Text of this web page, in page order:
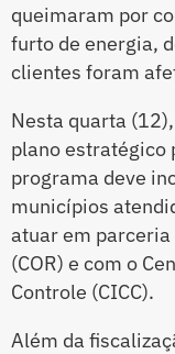
queimaram por
furto de energia,
clientes foram
Nesta quarta
plano estratégico
programa deve
municípios
atuar em parceria
(COR) e com o
Controle (CICC).
Além da